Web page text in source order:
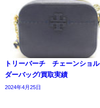
トリーバーチ チェーンショル
ダーバッグ/買取実績
2024年4月25日